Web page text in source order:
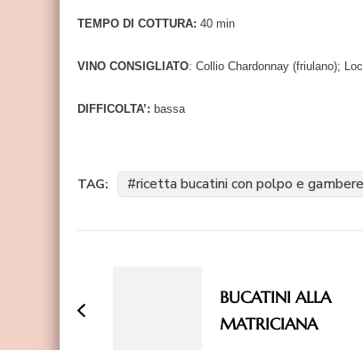
TEMPO DI COTTURA: 40 min
VINO CONSIGLIATO: Collio Chardonnay (friulano);
DIFFICOLTA’: bassa
TAG: ricetta bucatini con polpo e
BUCATINI ALLA
MATRICIANA